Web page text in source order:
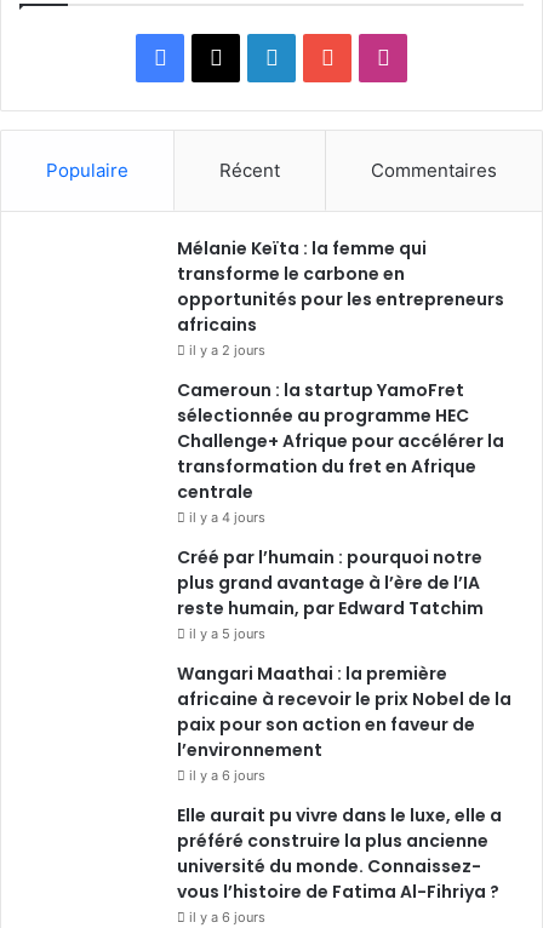
Facebook
X LinkedinYouTube
Populaire Récent Commentaires
Mélanie Keïta : la femme qui
transforme le carbone en
opportunités pour les entrepreneurs
africains
il y a 2 jours
Cameroun : la startup YamoFret
sélectionnée au programme HEC
Challenge+ Afrique pour accélérer la
transformation du fret en Afrique
centrale
il y a 4 jours
Créé par l’humain : pourquoi notre
plus grand avantage à l’ère de l’IA
reste humain, par Edward Tatchim
il y a 5 jours
Wangari Maathai : la première
africaine à recevoir le prix Nobel de la
paix pour son action en faveur de
l’environnement
il y a 6 jours
Elle aurait pu vivre dans le luxe, elle a
préféré construire la plus ancienne
université du monde. Connaissez-
vous l’histoire de Fatima Al-Fihriya ?
il y a 6 jours